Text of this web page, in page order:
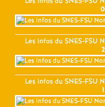
Les infos du SNES-FSU
Les infos du SNES-FSU